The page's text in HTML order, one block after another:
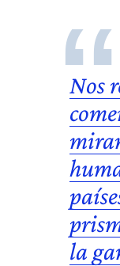
Nos
la